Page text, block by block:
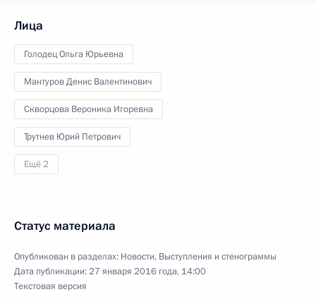
Лица
Голодец Ольга Юрьевна
Мантуров Денис Валентинович
Скворцова Вероника Игоревна
Трутнев Юрий Петрович
Ещё 2
Статус материала
Опубликован в разделах: Новости, Выступления и стенограммы
Дата публикации:27 января 2016 года, 14:00
Текстовая версия